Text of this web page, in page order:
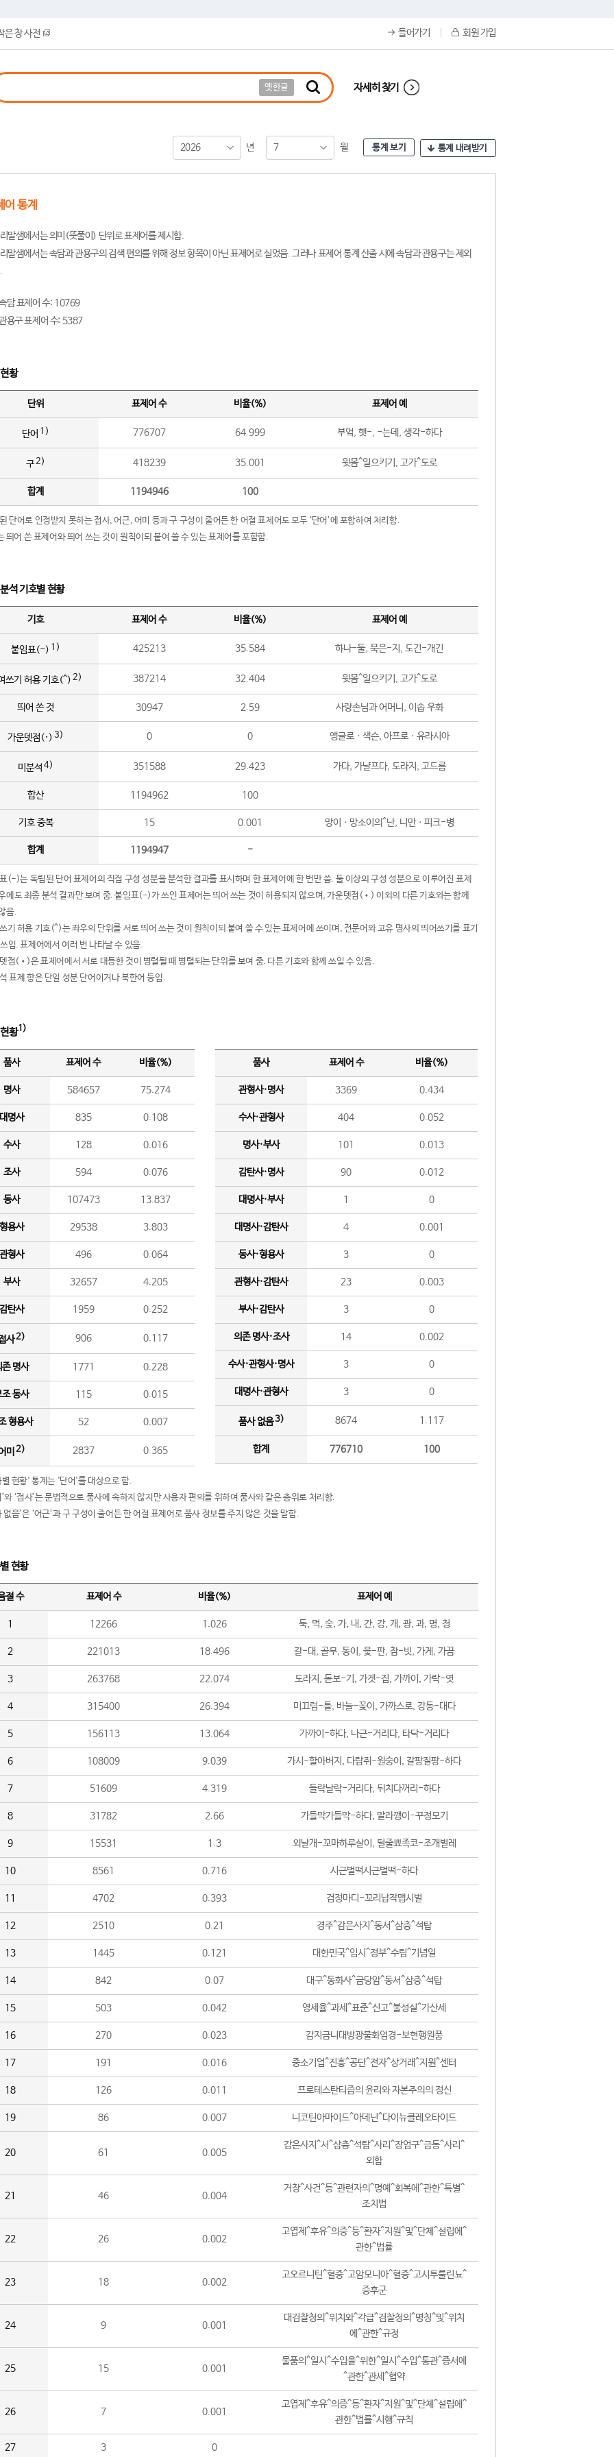
은 창 사전 들어가기 회원 가입
옛한글 자세히 찾기
2026 년 7 월 통계 보기 통계 내려받기
어 통계
말샘에서는 의미(뜻풀이) 단위로 표제어를 제시함.
말샘에서는 속담과 관용구의 검색 편의를 위해 정보 항목이 아닌 표제어로 실었음. 그러나 표제어 통계 산출 시에 속담과 관용구는 제외
담 표제어 수: 10769
용구 표제어 수: 5387
황
단위 표제어 수 비율(%) 표제어 예
단어 1) 776707 64.999 부엌, 햇-, -는데, 생각-하다
구2) 418239 35.001 윗몸^일으키기, 고가^도로
합계 1194946 100
단어로 인정받지 못하는 접사, 어근, 어미 등과 구 구성이 줄어든 한 어절 표제어도 모두 ‘단어’에 포함하여 처리함.
띄어 쓴 표제어와 띄어 쓰는 것이 원칙이되 붙여 쓸 수 있는 표제어를 포함함.
석 기호별 현황
기호 표제어 수 비율(%) 표제어 예
붙임표(-) 1) 425213 35.584 하나-둘, 묵은-지, 도긴-개긴
쓰기 허용 기호(^) 2) 387214 32.404 윗몸^일으키기, 고가^도로
띄어 쓴 것 30947 2.59 사랑손님과 어머니, 이솝 우화
가운뎃점(·) 3) 0 0 앵글로ㆍ색슨, 아프로ㆍ유라시아
미분석 4) 351588 29.423 가다, 가냘프다, 도라지, 고드름
합산 1194962 100
기호 중복 15 0.001 망이ㆍ망소이의^난, 니만ㆍ피크-병
합계 1194947 -
(-)는 독립된 단어 표제어의 직접 구성 성분을 분석한 결과를 표시하며 한 표제어에 한 번만 씀. 둘 이상의 구성 성분으로 이루어진 표제
에도 최종 분석 결과만 보여 줌. 붙임표(-)가 쓰인 표제어는 띄어 쓰는 것이 허용되지 않으며, 가운뎃점(•) 이외의 다른 기호와는 함께
음.
기 허용 기호(^)는 좌우의 단위를 서로 띄어 쓰는 것이 원칙이되 붙여 쓸 수 있는 표제어에 쓰이며, 전문어와 고유 명사의 띄어쓰기를 표기
임. 표제어에서 여러 번 나타날 수 있음.
점(•)은 표제어에서 서로 대등한 것이 병렬될 때 병렬되는 단위를 보여 줌. 다른 기호와 함께 쓰일 수 있음.
표제 항은 단일 성분 단어이거나 북한어 등임.
황1)
품사 표제어 수 비율(%)
명사 584657 75.274
명사 835 0.108
수사 128 0.016
조사 594 0.076
동사 107473 13.837
용사 29538 3.803
형사 496 0.064
부사 32657 4.205
탄사 1959 0.252
사2) 906 0.117
존 명사 1771 0.228
조 동사 115 0.015
형용사 52 0.007
미 2) 2837 0.365
품사 표제어 수 비율(%)
관형사·명사 3369 0.434
수사·관형사 404 0.052
명사·부사 101 0.013
감탄사·명사 90 0.012
대명사·부사 1 0
대명사·감탄사 4 0.001
동사·형용사 3 0
관형사·감탄사 23 0.003
부사·감탄사 3 0
의존 명사·조사 14 0.002
수사·관형사·명사 3 0
대명사·관형사 3 0
품사 없음3) 8674 1.117
합계 776710 100
현황' 통계는 '단어'를 대상으로 함.
와 ‘접사’는 문법적으로 품사에 속하지 않지만 사용자 편의를 위하여 품사와 같은 층위로 처리함.
없음’은 ‘어근’과 구 구성이 줄어든 한 어절 표제어로 품사 정보를 주지 않은 것을 말함.
현황
절 수 표제어 수 비율(%) 표제어 예
1 12266 1.026 둑, 먹, 숯, 가, 내, 간, 강, 개, 광, 과, 명, 청
2 221013 18.496 갈-대, 골무, 동이, 윷-판, 참-빗, 가게, 가끔
3 263768 22.074 도라지, 돋보-기, 가겟-집, 가까이, 가락-엿
4 315400 26.394 미끄럼-틀, 바늘-꽂이, 가까스로, 강동-대다
5 156113 13.064 가까이-하다, 나근-거리다, 타닥-거리다
6 108009 9.039 가시-할아버지, 다람쥐-원숭이, 갈팡질팡-하다
7 51609 4.319 들락날락-거리다, 뒤치다꺼리-하다
8 31782 2.66 가들막가들막-하다, 말라깽이-꾸정모기
9 15531 1.3 외날개-꼬마하루살이, 털줄뾰족코-조개벌레
10 8561 0.716 시근벌떡시근벌떡-하다
11 4702 0.393 검정마디-꼬리납작맵시벌
12 2510 0.21 경주^감은사지^동서^삼층^석탑
13 1445 0.121 대한민국^임시^정부^수립^기념일
14 842 0.07 대구^동화사^금당암^동서^삼층^석탑
15 503 0.042 영세율^과세^표준^신고^불성실^가산세
16 270 0.023 감지금니대방광불화엄경-보현행원품
17 191 0.016 중소기업^진흥^공단^전자^상거래^지원^센터
18 126 0.011 프로테스탄티즘의 윤리와 자본주의의 정신
19 86 0.007 니코틴아마이드^아데닌^다이뉴클레오타이드
20 61 0.005
감은사지^서^삼층^석탑^사리^장엄구^금동^사리^
외함
21 46 0.004
거창^사건^등^관련자의^명예^회복에^관한^특별^
조치법
22 26 0.002
고엽제^후유^의증^등^환자^지원^및^단체^설립에^
관한^법률
23 18 0.002
고오르니틴^혈증^고암모니아^혈증^고시투룰린뇨^
증후군
24 9 0.001
대검찰청의^위치와^각급^검찰청의^명칭^및^위치
에^관한^규정
25 15 0.001
물품의^일시^수입을^위한^일시^수입^통관^증서에
^관한^관세^협약
26 7 0.001
고엽제^후유^의증^등^환자^지원^및^단체^설립에^
관한^법률^시행^규칙
27 3 0